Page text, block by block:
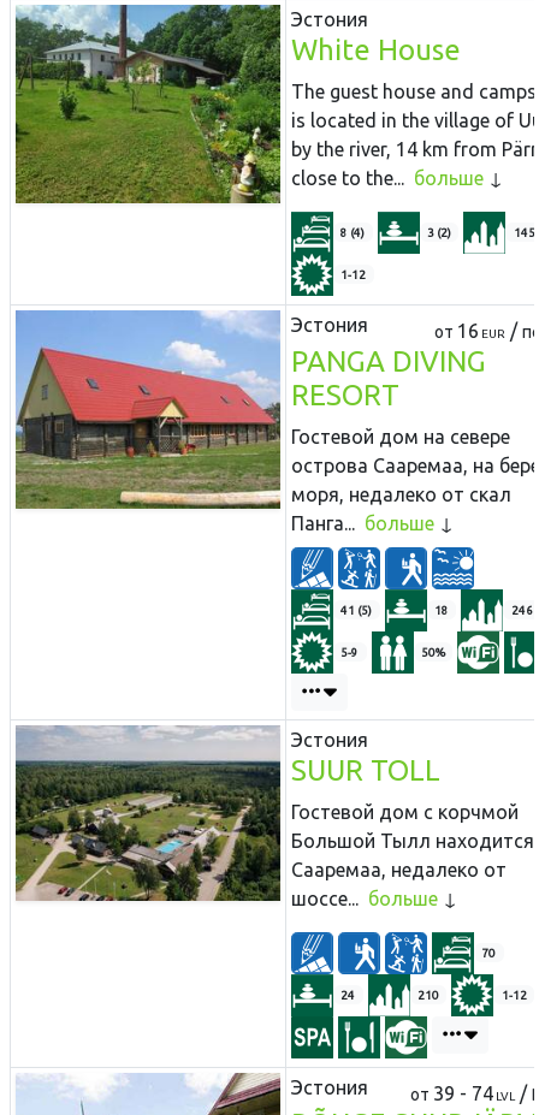
Эстония
White House
The guest house and
is located in the village of
by the river, 14 km from
close to the... больше
8 (4) 3 (2) 145
1-12
Эстония от 16 EUR /
PANGA DIVING
RESORT
Гостевой дом на севере
острова Сааремаа, на
моря, недалеко от скал
Панга... больше
41 (5) 18 246
5-9 50%
Эстония
SUUR TOLL
Гостевой дом с корчмой
Большой Тылл находится
Сааремаа, недалеко от
шоссе... больше
70
24 210 1-12
Эстония от 39 - 74 LVL /